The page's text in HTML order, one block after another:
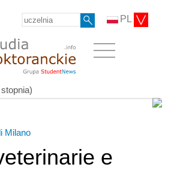
PL
Milano
e